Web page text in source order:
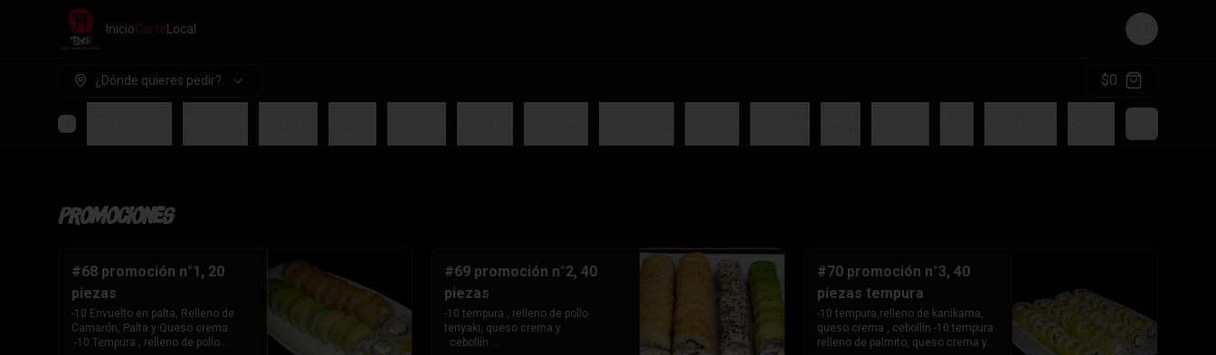
InicioCarta Local
Login
¿Dónde quieres pedir? $0
Promociones
#68 promoción n°1, 20
piezas
-10 Envuelto en palta, Relleno de
Camarón, Palta y Queso crema
-10 Tempura , relleno de pollo
#69 promoción n°2, 40
piezas
-10 tempura , relleno de pollo
teriyaki, queso crema y
  cebollín
#70 promoción n°3, 40
piezas tempura
-10 tempura,relleno de kanikama,
queso crema , cebollín -10 tempura
relleno de palmito, queso crema y